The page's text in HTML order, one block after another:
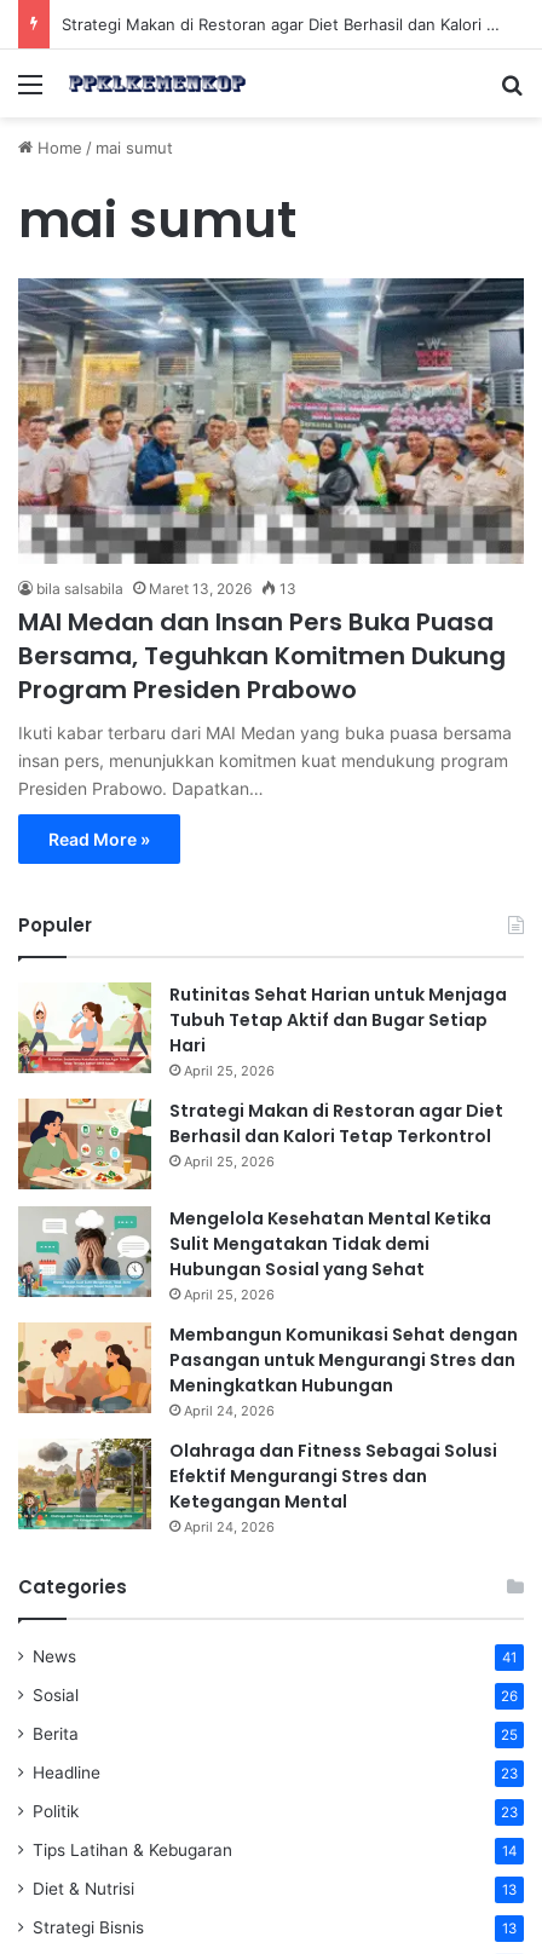
Strategi Makan di Restoran agar Diet Berhasil dan Kalori Tetap Terkontrol
Menu
Home / mai sumut
mai sumut
bila salsabila Maret 13, 2026 13
MAI Medan dan Insan Pers Buka Puasa
Bersama, Teguhkan Komitmen Dukung
Program Presiden Prabowo
Ikuti kabar terbaru dari MAI Medan yang buka puasa bersama
insan pers, menunjukkan komitmen kuat mendukung program
Presiden Prabowo. Dapatkan…
Read More »
Populer
Rutinitas Sehat Harian untuk Menjaga
Tubuh Tetap Aktif dan Bugar Setiap
Hari
April 25, 2026
Strategi Makan di Restoran agar Diet
Berhasil dan Kalori Tetap Terkontrol
April 25, 2026
Mengelola Kesehatan Mental Ketika
Sulit Mengatakan Tidak demi
Hubungan Sosial yang Sehat
April 25, 2026
Membangun Komunikasi Sehat dengan
Pasangan untuk Mengurangi Stres dan
Meningkatkan Hubungan
April 24, 2026
Olahraga dan Fitness Sebagai Solusi
Efektif Mengurangi Stres dan
Ketegangan Mental
April 24, 2026
Categories
News 41
Sosial 26
Berita 25
Headline 23
Politik 23
Tips Latihan & Kebugaran 14
Diet & Nutrisi 13
Strategi Bisnis 13